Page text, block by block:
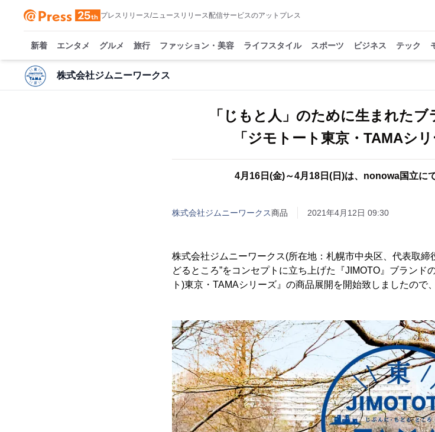
プレスリリース/ニュースリリース配信サービスのアットプレス
新着 エンタメ グルメ 旅行 ファッション・美容 ライフスタイル スポーツ ビジネス テック
株式会社ジムニーワークス
「じもと人」のために生まれた
「ジモトート東京・TAMAシ
4月16日(金)～4月18日(日)は、nonowa国立に
株式会社ジムニーワークス商品 2021年4月12日 09:30
株式会社ジムニーワークス(所在地：札幌市中央区、代表取締
どるところ”をコンセプトに立ち上げた『JIMOTO』ブランド
ト)東京・TAMAシリーズ』の商品展開を開始致しましたので